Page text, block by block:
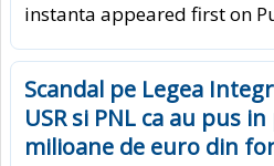
instanta appeared first on
Scandal pe Legea
USR si PNL ca au pus
milioane de euro din